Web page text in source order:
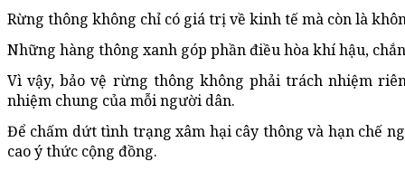
Rừng thông không chỉ có giá trị về kinh tế mà còn là
Những hàng thông xanh góp phần điều hòa khí hậu,
Vì vậy, bảo vệ rừng thông không phải trách nhiệm
nhiệm chung của mỗi người dân.
Để chấm dứt tình trạng xâm hại cây thông và hạn chế
cao ý thức cộng đồng.